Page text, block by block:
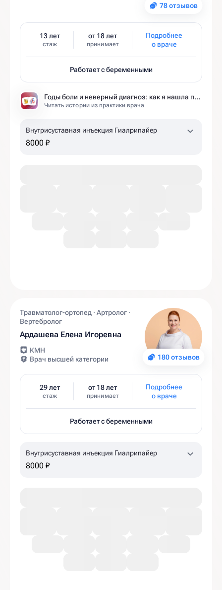
78 отзывов
13 лет
стаж
от 18 лет
принимает
Подробнее
о враче
Работает с беременными
Годы боли и неверный диагноз: как я нашла причину там, где другие не искали
Читать истории из практики врача
Внутрисуставная инъекция Гиалрипайер
8000 ₽
180 отзывов
Травматолог-ортопед · Артролог ·
Вертебролог
Ардашева Елена Игоревна
КМН
Врач высшей категории
29 лет
стаж
от 18 лет
принимает
Подробнее
о враче
Работает с беременными
Внутрисуставная инъекция Гиалрипайер
8000 ₽